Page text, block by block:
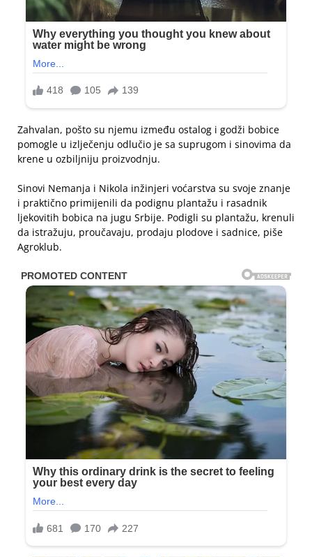
Zahvalan, pošto su njemu između ostalog i godži bobice
pomogle u izlječenju odlučio je sa suprugom i sinovima da
krene u ozbiljniju proizvodnju.
Sinovi Nemanja i Nikola inžinjeri voćarstva su svoje znanje
i praktično primijenili da podignu plantažu i rasadnik
ljekovitih bobica na jugu Srbije. Podigli su plantažu, krenuli
da istražuju, proučavaju, prodaju plodove i sadnice, piše
Agroklub.